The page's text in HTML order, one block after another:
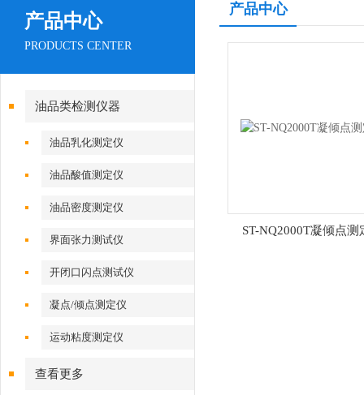
产品中心
PRODUCTS CENTER
油品类检测仪器
油品乳化测定仪
油品酸值测定仪
油品密度测定仪
界面张力测试仪
开闭口闪点测试仪
凝点/倾点测定仪
运动粘度测定仪
查看更多
产品中心
ST-NQ2000T凝倾点测